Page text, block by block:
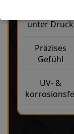
unter Druck
Präzises
Gefühl
UV- &